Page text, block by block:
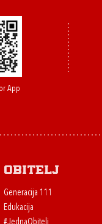
App
Obitelj
Generacija 111
Edukacija